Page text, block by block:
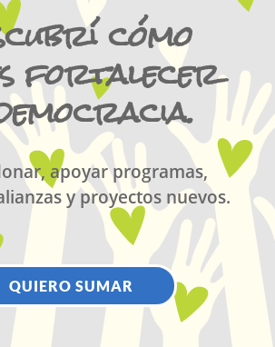
cómo
fortalecer
apoyar programas,
y proyectos nuevos.
QUIERO SUMAR